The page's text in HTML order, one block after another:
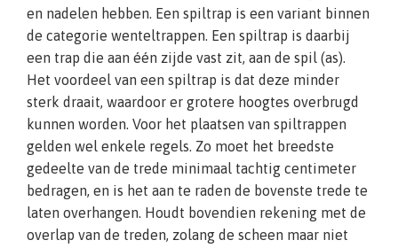
en nadelen hebben. Een spiltrap is een variant binnen
de categorie wenteltrappen. Een spiltrap is daarbij
een trap die aan één zijde vast zit, aan de spil (as).
Het voordeel van een spiltrap is dat deze minder
sterk draait, waardoor er grotere hoogtes overbrugd
kunnen worden. Voor het plaatsen van spiltrappen
gelden wel enkele regels. Zo moet het breedste
gedeelte van de trede minimaal tachtig centimeter
bedragen, en is het aan te raden de bovenste trede te
laten overhangen. Houdt bovendien rekening met de
overlap van de treden, zolang de scheen maar niet